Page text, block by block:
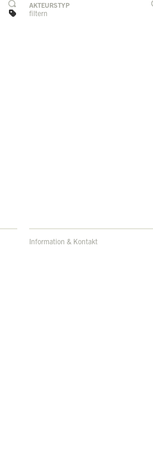
AKTEURSTYP
filtern
Information & Kontakt